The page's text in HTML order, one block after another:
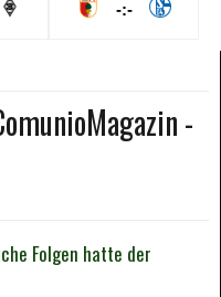
-:-
-
Folgen hatte der